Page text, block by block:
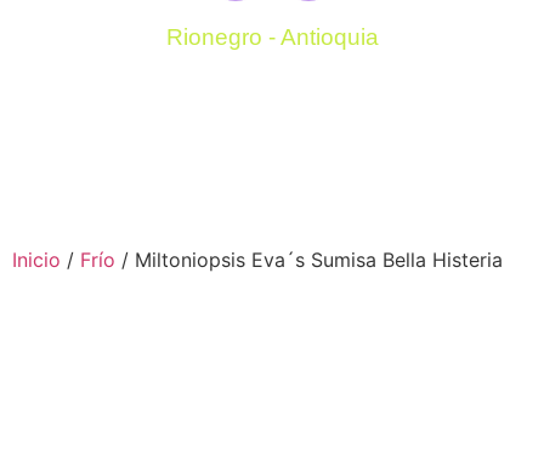
Rionegro - Antioquia
Inicio / Frío / Miltoniopsis Eva´s Sumisa Bella Histeria